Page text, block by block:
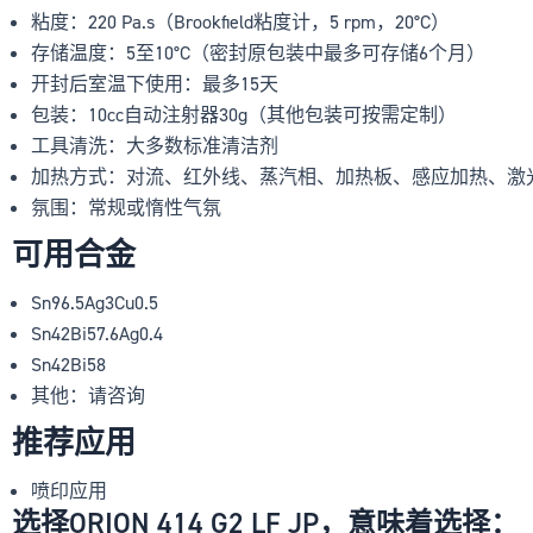
粘度：220 Pa.s（Brookfield粘度计，5 rpm，20°C）
存储温度：5至10°C（密封原包装中最多可存储6个月）
开封后室温下使用：最多15天
包装：10cc自动注射器30g（其他包装可按需定制）
工具清洗：大多数标准清洁剂
加热方式：对流、红外线、蒸汽相、加热板、感应加热、激
氛围：常规或惰性气氛
可用合金
Sn96.5Ag3Cu0.5
Sn42Bi57.6Ag0.4
Sn42Bi58
其他：请咨询
推荐应用
喷印应用
选择ORION 414 G2 LF JP，意味着选择：